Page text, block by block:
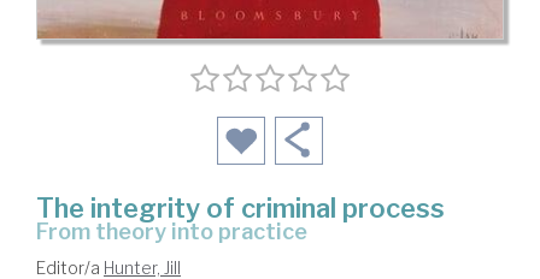
The integrity of criminal process
From theory into practice
Editor/a Hunter, Jill